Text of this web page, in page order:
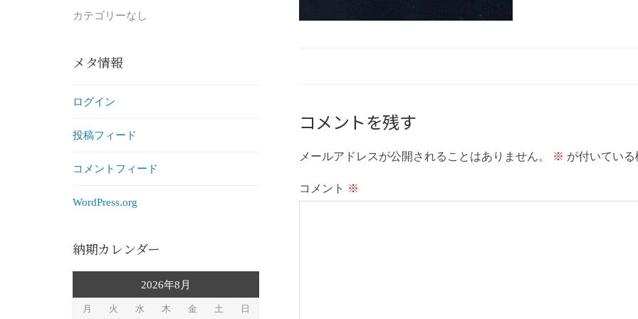
コメントを残す
メールアドレスが公開されることはありません。 ※ が付いてい
コメント ※
カテゴリーなし
メタ情報
ログイン
投稿フィード
コメントフィード
WordPress.org
納期カレンダー
2026年8月
月 火 水 木 金 土
日